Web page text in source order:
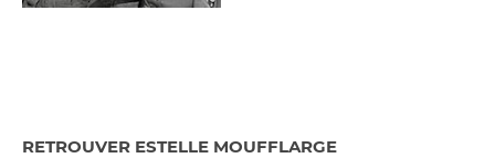
RETROUVER ESTELLE MOUFFLARGE